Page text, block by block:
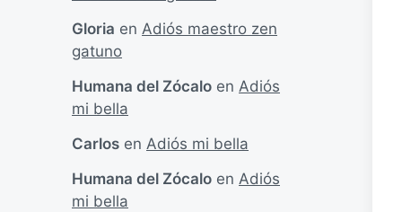
Gloria en Adiós maestro zen
gatuno
Humana del Zócalo en Adiós
mi bella
Carlos en Adiós mi bella
Humana del Zócalo en Adiós
mi bella